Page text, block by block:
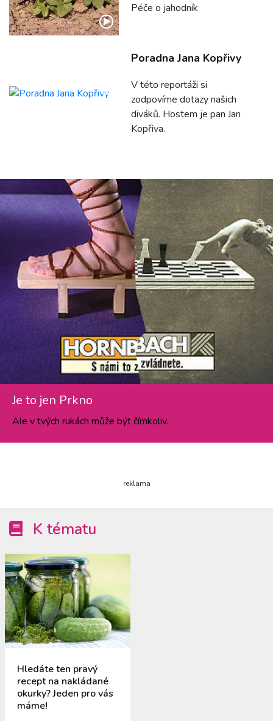
Péče o jahodník
Poradna Jana Kopřivy
V této reportáži si
zodpovíme dotazy našich
diváků. Hostem je pan Jan
Kopřiva.
Je to jen Prkno
Ale v tvých rukách může být čímkoliv.
reklama
K tématu
Hledáte ten pravý
recept na nakládané
okurky? Jeden pro vás
máme!